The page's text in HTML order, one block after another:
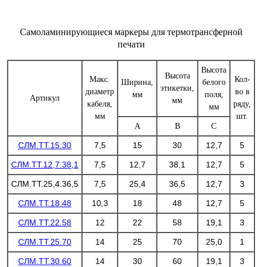
Самоламинирующиеся маркеры для термотрансферной
печати
Артикул
Макс.
диаметр
кабеля,
мм
Ширина,
мм
Высота
этикетки,
мм
Высота
белого
поля,
мм
Кол-
во в
ряду,
шт.
А В С
СЛМ.ТТ.15.30 7,5 15 30 12,7 5
СЛМ.ТТ.12,7.38,1 7,5 12,7 38,1 12,7 5
СЛМ.ТТ.25,4.36,5 7,5 25,4 36,5 12,7 3
СЛМ.ТТ.18.48 10,3 18 48 12,7 5
СЛМ.ТТ.22.58 12 22 58 19,1 3
СЛМ.ТТ.25.70 14 25 70 25,0 1
СЛМ.ТТ.30.60 14 30 60 19,1 3